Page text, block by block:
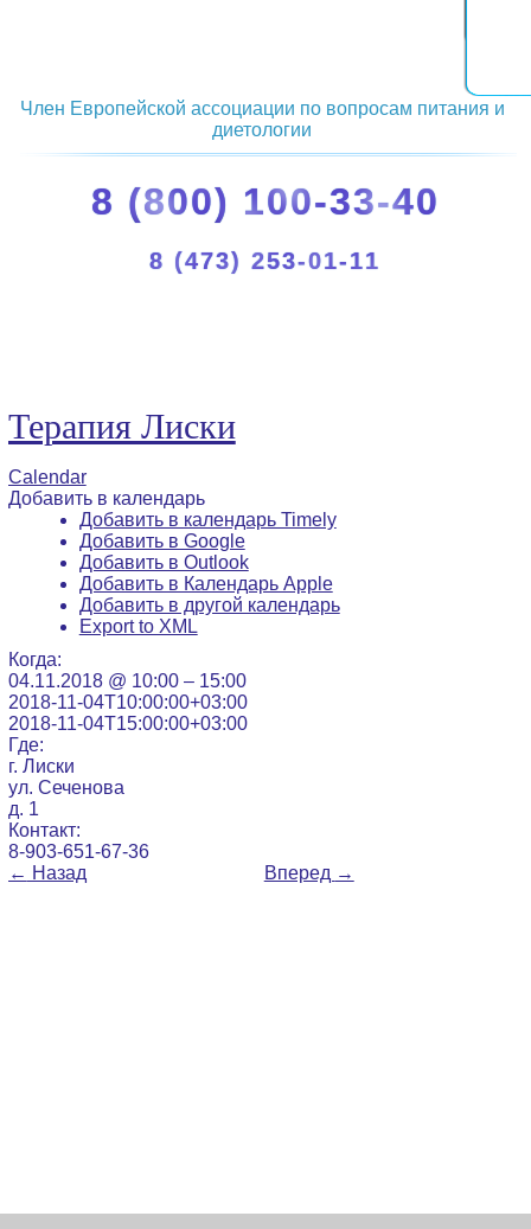
Член Европейской ассоциации по вопросам питания и
диетологии
8 (800) 100-33-40
8 (473) 253-01-11
Терапия Лиски
Calendar
Добавить в календарь
Добавить в календарь Timely
Добавить в Google
Добавить в Outlook
Добавить в Календарь Apple
Добавить в другой календарь
Export to XML
Когда:
04.11.2018 @ 10:00 – 15:00
2018-11-04T10:00:00+03:00
2018-11-04T15:00:00+03:00
Где:
г. Лиски
ул. Сеченова
д. 1
Контакт:
8-903-651-67-36
← Назад Вперед →